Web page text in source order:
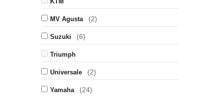
MV Agusta (2)
Suzuki (6)
Triumph
Universale (2)
Yamaha (24)